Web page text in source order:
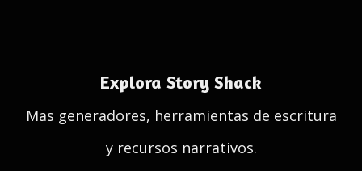
Explora Story Shack
Mas generadores, herramientas de escritura
y recursos narrativos.